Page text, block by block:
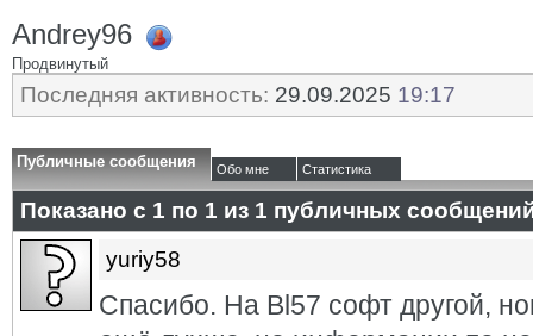
Andrey96
Продвинутый
Последняя активность: 29.09.2025 19:17
Публичные сообщения Обо мне Статистика
Показано с 1 по 1 из 1 публичных
yuriy58
Спасибо. На Bl57 софт другой,